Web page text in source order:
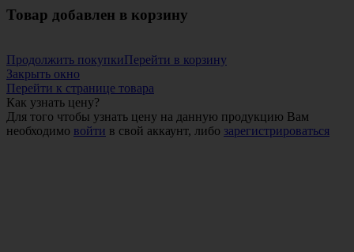
Товар добавлен в корзину
Продолжить покупкиПерейти в корзину
Закрыть окно
Перейти к странице товара
Как узнать цену?
Для того чтобы узнать цену на данную продукцию Вам
необходимо войти в свой аккаунт, либо зарегистрироваться